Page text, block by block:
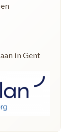
in Gent